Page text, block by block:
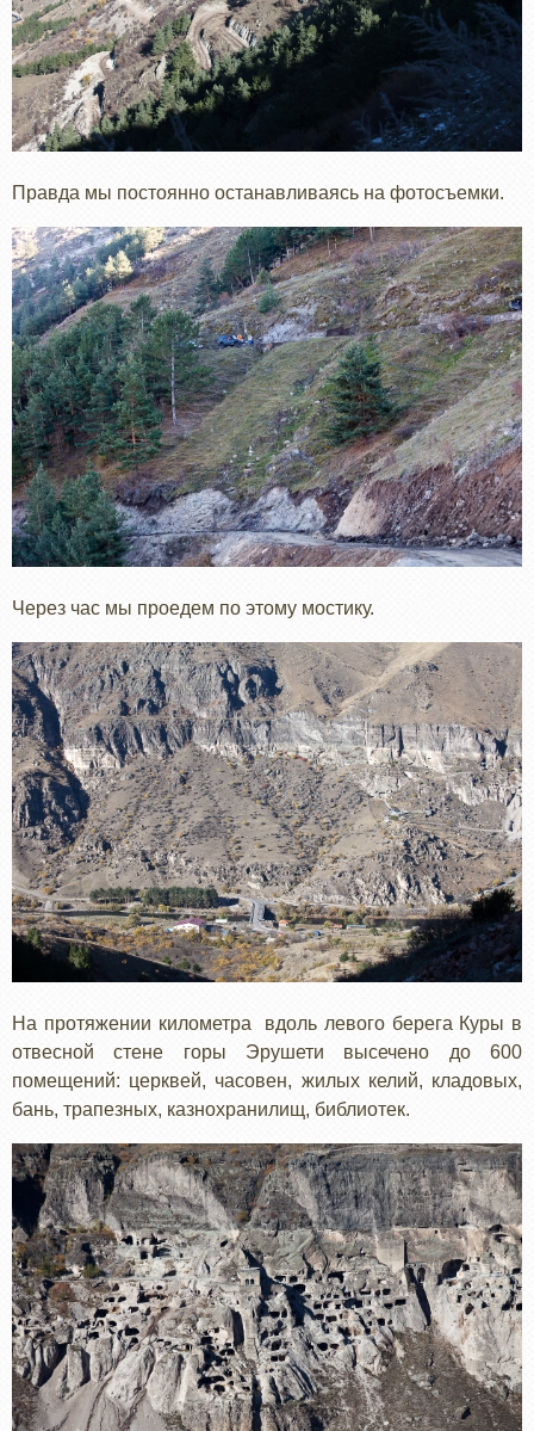
Правда мы постоянно останавливаясь на фотосъемки.
Через час мы проедем по этому мостику.
На протяжении километра вдоль левого берега Куры в
отвесной стене горы Эрушети высечено до 600
помещений: церквей, часовен, жилых келий, кладовых,
бань, трапезных, казнохранилищ, библиотек.